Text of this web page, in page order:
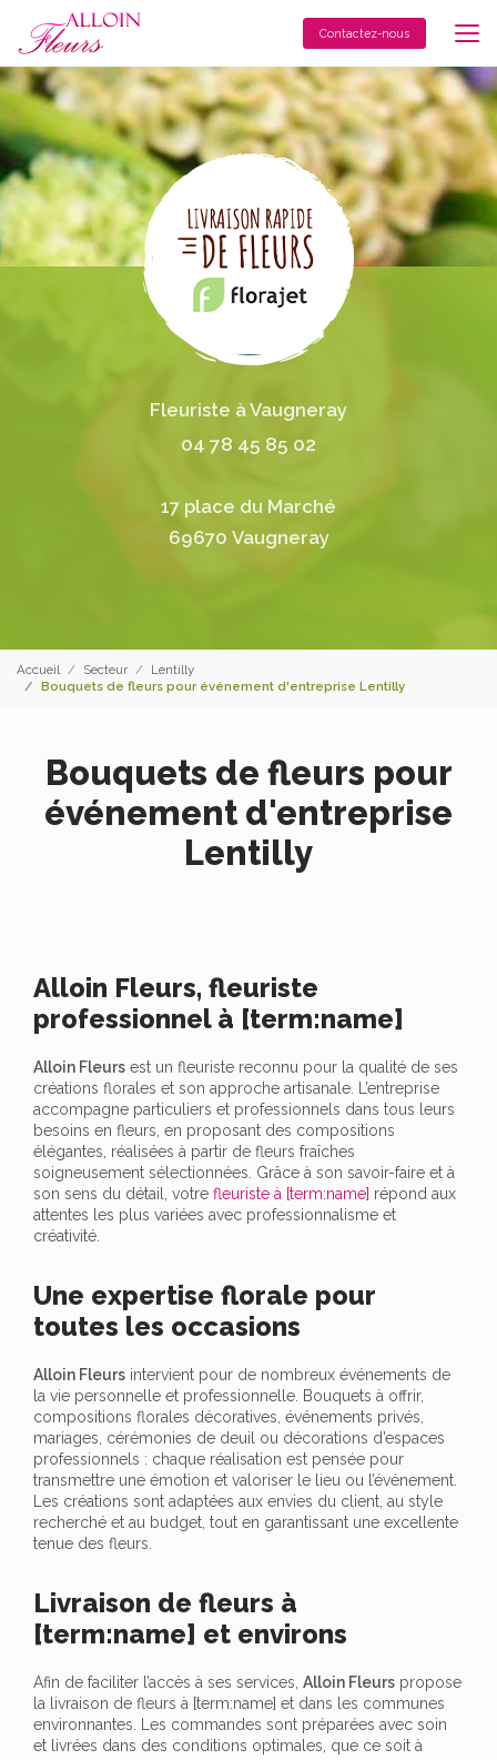
contenu
principal
Contactez-nous
Fleuriste à Vaugneray
04 78 45 85 02
17 place du Marché
69670 Vaugneray
Accueil Secteur
Lentilly
Bouquets de fleurs pour événement d'entreprise Lentilly
Bouquets de fleurs pour
événement d'entreprise
Lentilly
Alloin Fleurs, fleuriste
professionnel à [term:name]
Alloin Fleurs est un fleuriste reconnu pour la qualité de ses
créations florales et son approche artisanale. L’entreprise
accompagne particuliers et professionnels dans tous leurs
besoins en fleurs, en proposant des compositions
élégantes, réalisées à partir de fleurs fraîches
soigneusement sélectionnées. Grâce à son savoir-faire et à
son sens du détail, votre fleuriste à [term:name] répond aux
attentes les plus variées avec professionnalisme et
créativité.
Une expertise florale pour
toutes les occasions
Alloin Fleurs intervient pour de nombreux événements de
la vie personnelle et professionnelle. Bouquets à offrir,
compositions florales décoratives, événements privés,
mariages, cérémonies de deuil ou décorations d’espaces
professionnels : chaque réalisation est pensée pour
transmettre une émotion et valoriser le lieu ou l’événement.
Les créations sont adaptées aux envies du client, au style
recherché et au budget, tout en garantissant une excellente
tenue des fleurs.
Livraison de fleurs à
[term:name] et environs
Afin de faciliter l’accès à ses services, Alloin Fleurs propose
la livraison de fleurs à [term:name] et dans les communes
environnantes. Les commandes sont préparées avec soin
et livrées dans des conditions optimales, que ce soit à